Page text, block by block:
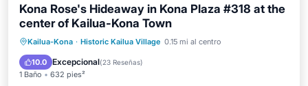
Kona Rose's Hideaway in Kona Plaza #318 at the
center of Kailua-Kona Town
Kailua-Kona · Historic Kailua Village 0.15 mi al centro
10.0 Excepcional(23 Reseñas)
1 Baño 632 pies²
Aparcamiento Piscina
Vista al mar
Balcón/Terraza